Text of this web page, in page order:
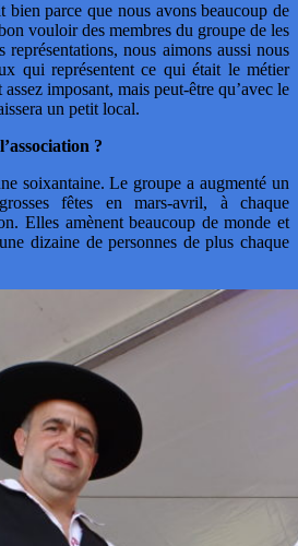
parce que nous avons beaucoup de
vouloir des membres du groupe de les
nous aimons aussi nous
qui représentent ce qui était le métier
assez imposant, mais peut-être qu’avec le
un petit local.
?
soixantaine. Le groupe a augmenté un
fêtes en mars-avril, à chaque
Elles amènent beaucoup de monde et
dizaine de personnes de plus chaque